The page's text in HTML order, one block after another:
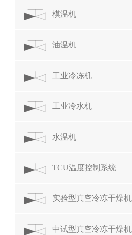
模温机
油温机
工业冷冻机
工业冷水机
水温机
TCU温度控制系统
实验型真空冷冻干燥机
中试型真空冷冻干燥机